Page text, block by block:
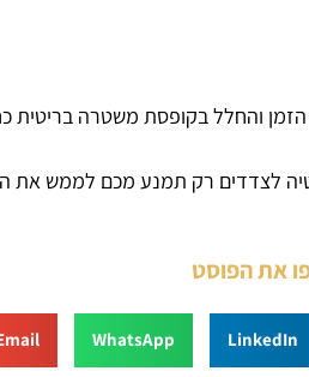
והחלל בקופסת משטרה
לצדדים רק תמנע מכם לממש את
את הפוסט
LinkedIn
WhatsApp